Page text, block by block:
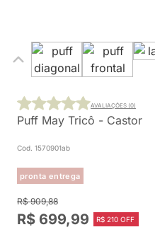
Puff May Tricô - Castor
Cod. 1570901ab
pronta entrega
AVALIAÇÕES (0)
R$ 909,88
R$ 699,99 R$ 210 OFF